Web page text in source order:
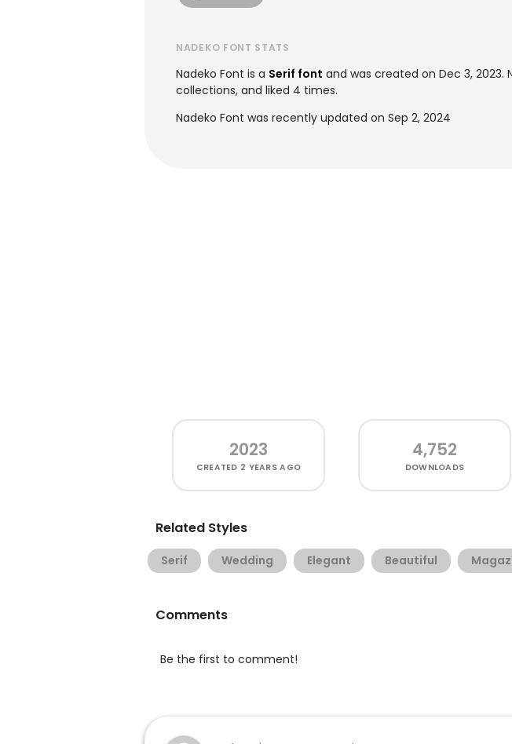
NADEKO FONT STATS
Nadeko Font is a Serif font and was created on Dec 3, 2023.
collections, and liked 4 times.
Nadeko Font was recently updated on Sep 2, 2024
2023
CREATED 2 YEARS AGO
4,752
DOWNLOADS
Related Styles
Serif Wedding Elegant Beautiful
Comments
Be the first to comment!